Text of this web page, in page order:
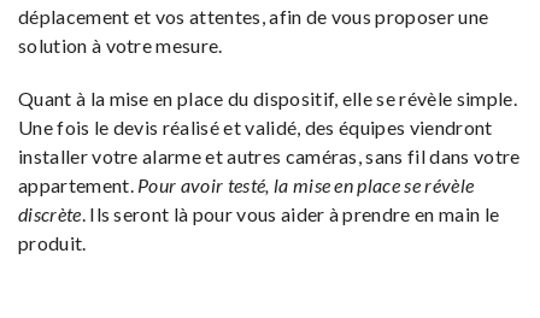
déplacement et vos attentes, afin de vous proposer une
solution à votre mesure.
Quant à la mise en place du dispositif, elle se révèle simple.
Une fois le devis réalisé et validé, des équipes viendront
installer votre alarme et autres caméras, sans fil dans votre
appartement. Pour avoir testé, la mise en place se révèle
discrète. Ils seront là pour vous aider à prendre en main le
produit.